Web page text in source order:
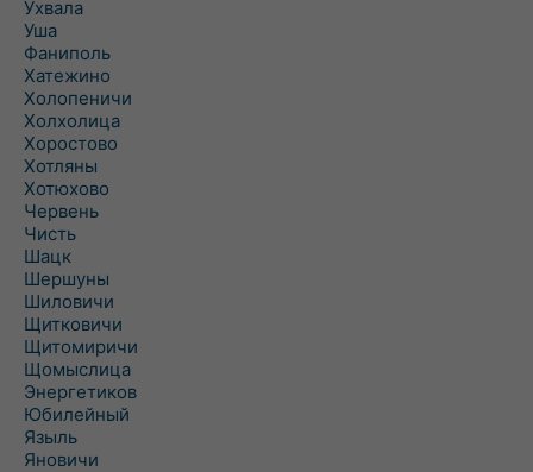
Ухвала
Уша
Фаниполь
Хатежино
Холопеничи
Холхолица
Хоростово
Хотляны
Хотюхово
Червень
Чисть
Шацк
Шершуны
Шиловичи
Щитковичи
Щитомиричи
Щомыслица
Энергетиков
Юбилейный
Языль
Яновичи